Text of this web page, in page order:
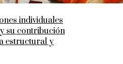
individuales
su contribución
estructural y